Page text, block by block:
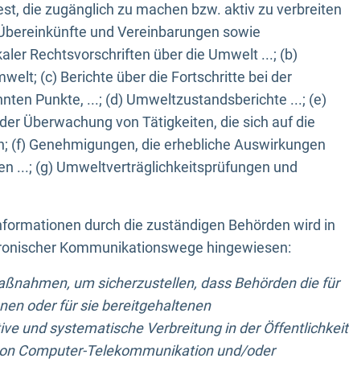
die zugänglich zu machen bzw. aktiv zu verbreiten
und Vereinbarungen sowie
Rechtsvorschriften über die Umwelt ...; (b)
(c) Berichte über die Fortschritte bei der
Punkte, ...; (d) Umweltzustandsberichte ...; (e)
Überwachung von Tätigkeiten, die sich auf die
Genehmigungen, die erhebliche Auswirkungen
...; (g) Umweltverträglichkeitsprüfungen und
durch die zuständigen Behörden wird in
Kommunikationswege hingewiesen:
um sicherzustellen, dass Behörden die für
oder für sie bereitgehaltenen
und systematische Verbreitung in der Öffentlichkeit
Computer-Telekommunikation und/oder